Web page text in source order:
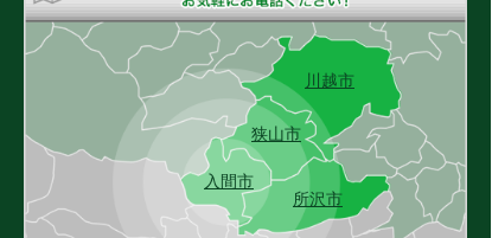
入間市
狭山市
所沢市
川越市